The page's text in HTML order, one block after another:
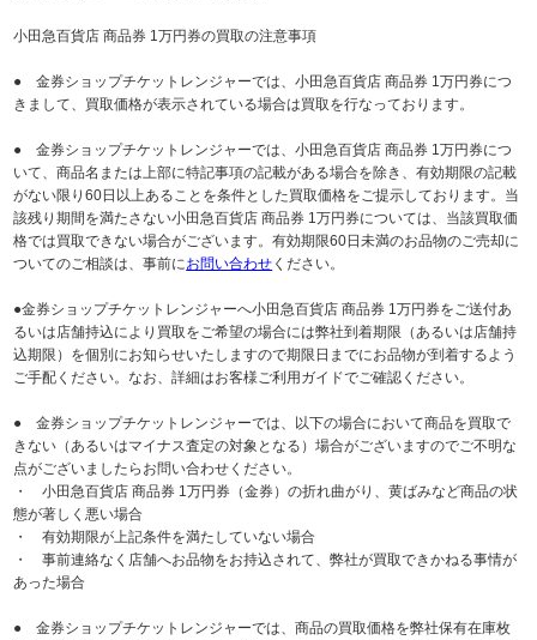
小田急百貨店 商品券 1万円券の買取の注意事項
● 金券ショップチケットレンジャーでは、小田急百貨店 商品券 1万円券につ
きまして、買取価格が表示されている場合は買取を行なっております。
● 金券ショップチケットレンジャーでは、小田急百貨店 商品券 1万円券につ
いて、商品名または上部に特記事項の記載がある場合を除き、有効期限の記載
がない限り60日以上あることを条件とした買取価格をご提示しております。当
該残り期間を満たさない小田急百貨店 商品券 1万円券については、当該買取価
格では買取できない場合がございます。有効期限60日未満のお品物のご売却に
ついてのご相談は、事前にお問い合わせ ください。
●金券ショップチケットレンジャーへ小田急百貨店 商品券 1万円券をご送付あ
るいは店舗持込により買取をご希望の場合には弊社到着期限（あるいは店舗持
込期限）を個別にお知らせいたしますので期限日までにお品物が到着するよう
ご手配ください。なお、詳細はお客様ご利用ガイドでご確認ください。
● 金券ショップチケットレンジャーでは、以下の場合において商品を買取で
きない（あるいはマイナス査定の対象となる）場合がございますのでご不明な
点がございましたらお問い合わせください。
・ 小田急百貨店 商品券 1万円券（金券）の折れ曲がり、黄ばみなど商品の状
態が著しく悪い場合
・ 有効期限が上記条件を満たしていない場合
・ 事前連絡なく店舗へお品物をお持込されて、弊社が買取できかねる事情が
あった場合
● 金券ショップチケットレンジャーでは、商品の買取価格を弊社保有在庫枚